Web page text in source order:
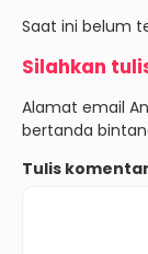
Saat ini belum
Silahkan
Alamat email
bertanda
Tulis